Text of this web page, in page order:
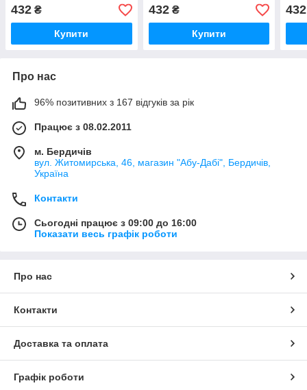
432 ₴
Купити
432₴
Купити
432
Про нас
96% позитивних з 167 відгуків за рік
Працює з 08.02.2011
м. Бердичів
вул. Житомирська, 46, магазин "Абу-Дабі", Бердичів,
Україна
Контакти
Сьогодні працює з 09:00 до 16:00
Показати весь графік роботи
Про нас
Контакти
Доставка та оплата
Графік роботи